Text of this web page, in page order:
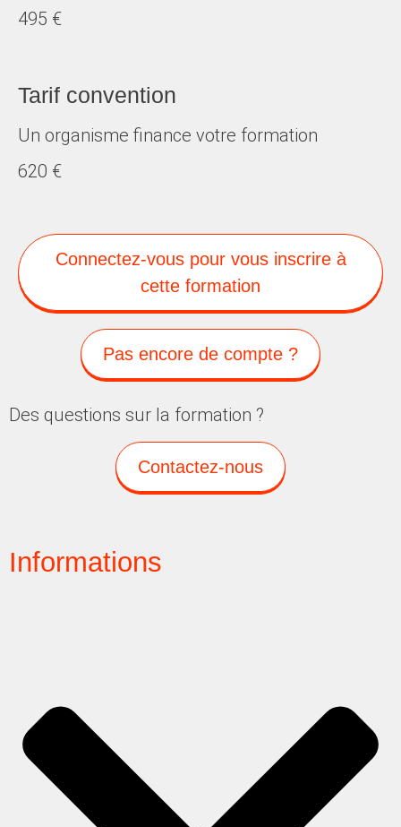
495 €
Tarif convention
Un organisme finance votre formation
620 €
Connectez-vous pour vous inscrire à
cette formation
Pas encore de compte ?
Des questions sur la formation ?
Contactez-nous
Informations